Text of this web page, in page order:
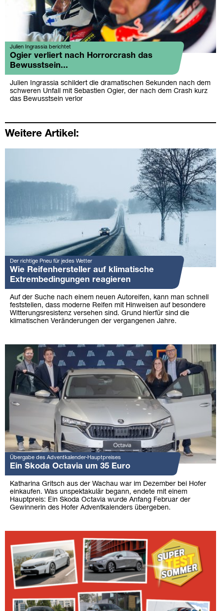
Julien Ingrassia berichtet
Ogier verliert nach Horrorcrash das
Bewusstsein...
Julien Ingrassia schildert die dramatischen Sekunden nach dem
schweren Unfall mit Sebastien Ogier, der nach dem Crash kurz
das Bewusstsein verlor
Weitere Artikel:
Der richtige Pneu für jedes Wetter
Wie Reifenhersteller auf klimatische
Extrembedingungen reagieren
Auf der Suche nach einem neuen Autoreifen, kann man schnell
feststellen, dass moderne Reifen mit Hinweisen auf besondere
Witterungsresistenz versehen sind. Grund hierfür sind die
klimatischen Veränderungen der vergangenen Jahre.
Übergabe des Adventkalender-Hauptpreises
Ein Skoda Octavia um 35 Euro
Katharina Gritsch aus der Wachau war im Dezember bei Hofer
einkaufen. Was unspektakulär begann, endete mit einem
Hauptpreis: Ein Skoda Octavia wurde Anfang Februar der
Gewinnerin des Hofer Adventkalenders übergeben.